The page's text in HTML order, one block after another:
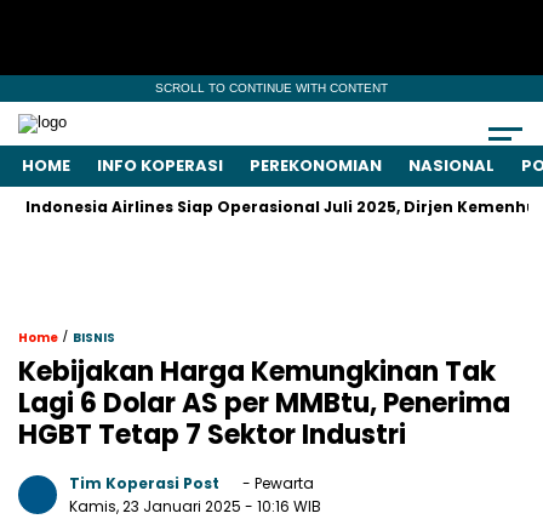
SCROLL TO CONTINUE WITH CONTENT
HOME INFO KOPERASI PEREKONOMIAN NASIONAL
Airlines Siap Operasional Juli 2025, Dirjen Kemenhub
Home / BISNIS
Kebijakan Harga Kemungkinan Tak
Lagi 6 Dolar AS per MMBtu, Penerima
HGBT Tetap 7 Sektor Industri
Tim Koperasi Post
- Pewarta
Kamis, 23 Januari 2025 - 10:16 WIB